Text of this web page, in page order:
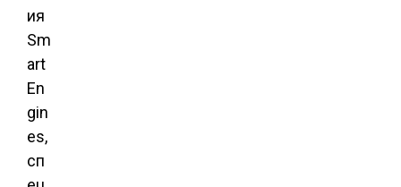
ия
Sm
art
En
gin
es,
сп